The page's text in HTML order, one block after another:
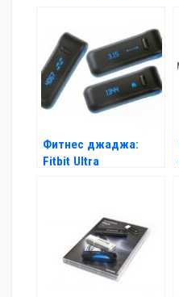
Фитнес джаджа:
Fitbit Ultra